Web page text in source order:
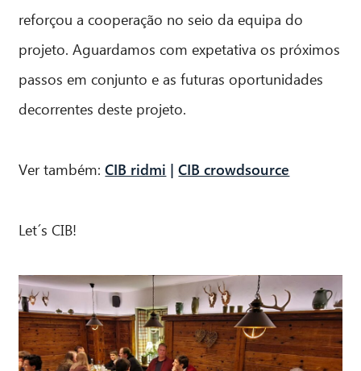
reforçou a cooperação no seio da equipa do
projeto. Aguardamos com expetativa os próximos
passos em conjunto e as futuras oportunidades
decorrentes deste projeto.
Ver também:CIB ridmi | CIB crowdsource
Let´s CIB!